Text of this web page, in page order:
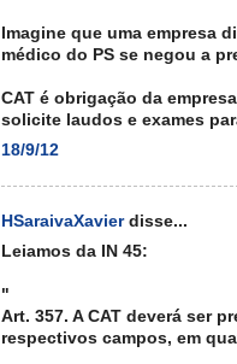
Imagine que uma empresa
médico do PS se negou a
CAT é obrigação da
solicite laudos e exames
18/9/12
HSaraivaXavierdisse...
Leiamos da IN 45:
"
Art. 357. A CAT deverá ser
respectivos campos, em